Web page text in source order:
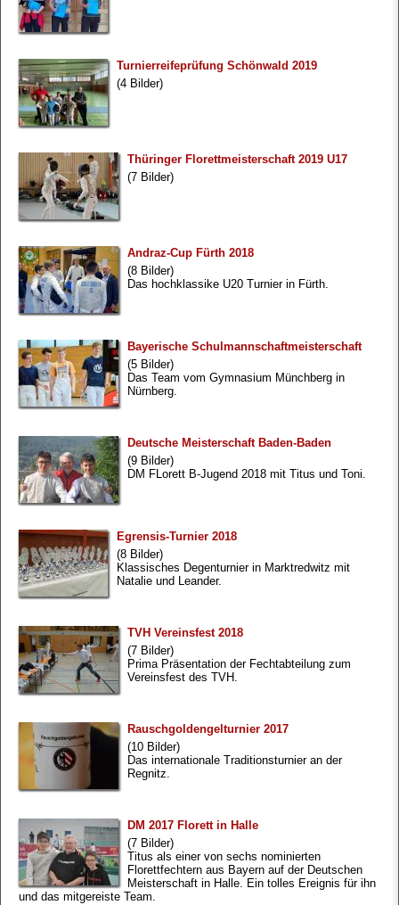
Turnierreifeprüfung Schönwald 2019
(4 Bilder)
Thüringer Florettmeisterschaft 2019 U17
(7 Bilder)
Andraz-Cup Fürth 2018
(8 Bilder)
Das hochklassike U20 Turnier in Fürth.
Bayerische Schulmannschaftmeisterschaft
(5 Bilder)
Das Team vom Gymnasium Münchberg in
Nürnberg.
Deutsche Meisterschaft Baden-Baden
(9 Bilder)
DM FLorett B-Jugend 2018 mit Titus und Toni.
Egrensis-Turnier 2018
(8 Bilder)
Klassisches Degenturnier in Marktredwitz mit
Natalie und Leander.
TVH Vereinsfest 2018
(7 Bilder)
Prima Präsentation der Fechtabteilung zum
Vereinsfest des TVH.
Rauschgoldengelturnier 2017
(10 Bilder)
Das internationale Traditionsturnier an der
Regnitz.
DM 2017 Florett in Halle
(7 Bilder)
Titus als einer von sechs nominierten
Florettfechtern aus Bayern auf der Deutschen
Meisterschaft in Halle. Ein tolles Ereignis für ihn
und das mitgereiste Team.